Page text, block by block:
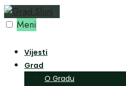
Preskoči
na Meni
Vijesti
Grad
O Gradu